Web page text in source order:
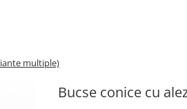
multiple)
Bucse conice cu